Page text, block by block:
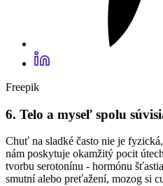
Freepik
6. Telo a myseľ spolu
Chuť na sladké často nie je
nám poskytuje okamžitý pocit
tvorbu serotonínu - hormónu
smutní alebo preťažení, mozog si